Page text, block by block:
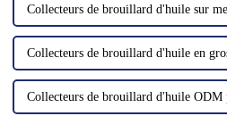
Collecteurs de brouillard d'huile sur
Collecteurs de brouillard d'huile en
Collecteurs de brouillard d'huile ODM